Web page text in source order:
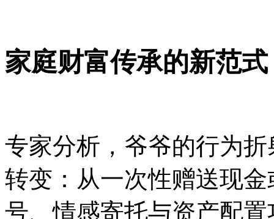
家庭财富传承的新范式
专家分析，爷爷的行为
转变：从一次性赠送现
号、情感寄托与资产配